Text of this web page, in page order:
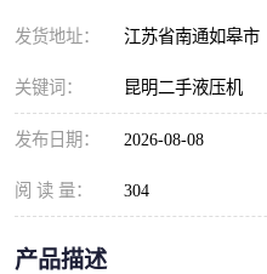
发货地址： 江苏省南通如皋市
关键词： 昆明二手液压机
发布日期： 2026-08-08
阅 读 量： 304
产品描述